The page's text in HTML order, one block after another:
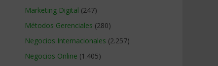
Marketing Digital (247)
Métodos Gerenciales (280)
Negocios Internacionales (2.257)
Negocios Online (1.405)